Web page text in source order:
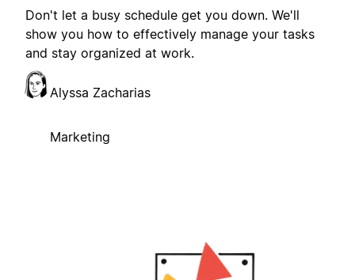
Don't let a busy schedule get you down. We'll
show you how to effectively manage your tasks
and stay organized at work.
Alyssa Zacharias
Marketing